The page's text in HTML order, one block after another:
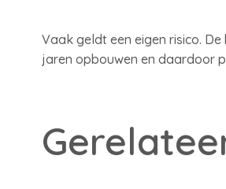
Vaak geldt een eigen risico.
jaren opbouwen en daardoor